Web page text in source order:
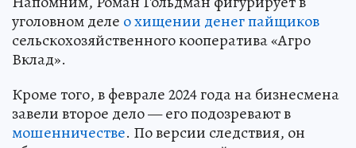
уголовном деле о хищении денег пайщиков
сельскохозяйственного кооператива «Агро
Вклад».
Кроме того, в феврале 2024 года на бизнесмена
завели второе дело — его подозревают в
мошенничестве. По версии следствия, он